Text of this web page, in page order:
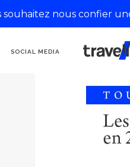
SOCIAL MEDIA
FÜR
souhaitez nous confier